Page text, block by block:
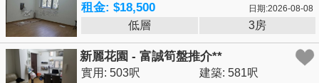
租金: $18,500 日期:2026-08-08
低層 3房
新麗花園 - 富誠筍盤推介**
實用: 503呎 建築: 581呎